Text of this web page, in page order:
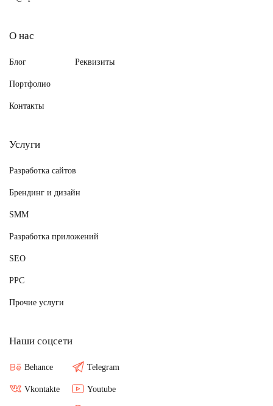
Наши соцсети
Behance
Vkontakte
Telegram
Youtube
О нас
Блог
Портфолио
Контакты
Реквизиты
Услуги
Разработка сайтов
Брендинг и дизайн
SMM
Разработка приложений
SEO
PPC
Прочие услуги